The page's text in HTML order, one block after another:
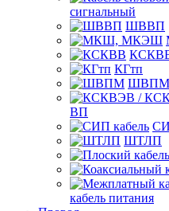
сигнальный
ШВВП
КГтп
ШВПМ
ВП
ШТЛП
кабель питания